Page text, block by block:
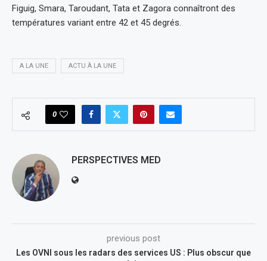
Figuig, Smara, Taroudant, Tata et Zagora connaîtront des
températures variant entre 42 et 45 degrés.
A LA UNE ACTU À LA UNE
0
PERSPECTIVES MED
previous post
Les OVNI sous les radars des services US : Plus obscur que